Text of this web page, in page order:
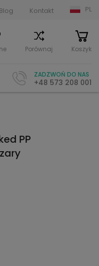
Blog Kontakt PL
Porównaj Koszyk
ZADZWOŃ DO NAS
+48 573 208 001
PP